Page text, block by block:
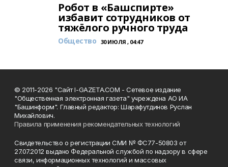
Робот в «Башспирте»
избавит сотрудников от
тяжёлого ручного труда
Общество 30 ИЮЛЯ , 04:47
© 2011-2026 "Сайт I-GAZETA.COM - Сетевое издание
"Общественная электронная газета" учреждена АО ИА
"Башинформ". Главный редактор: Шарафутдинов Руслан
Михайлович.
Правила применения рекомендательных технологий
Свидетельство о регистрации СМИ № ФС77-50803 от
27.07.2012 выдано Федеральной службой по надзору в сфере
связи, информационных технологий и массовых